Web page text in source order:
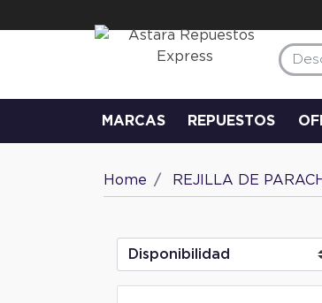
MARCAS REPUESTOS
Home REJILLA DE